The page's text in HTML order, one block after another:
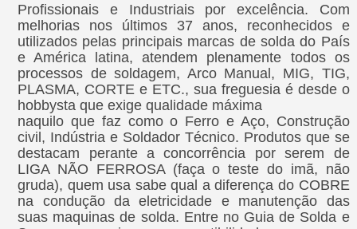
Profissionais e Industriais por excelência. Com
melhorias nos últimos 37 anos, reconhecidos e
utilizados pelas principais marcas de solda do País
e América latina, atendem plenamente todos os
processos de soldagem, Arco Manual, MIG, TIG,
PLASMA, CORTE e ETC., sua freguesia é desde o
hobbysta que exige qualidade máxima
naquilo que faz como o Ferro e Aço, Construção
civil, Indústria e Soldador Técnico. Produtos que se
destacam perante a concorrência por serem de
LIGA NÃO FERROSA (faça o teste do imã, não
gruda), quem usa sabe qual a diferença do COBRE
na condução da eletricidade e manutenção das
suas maquinas de solda. Entre no Guia de Solda e